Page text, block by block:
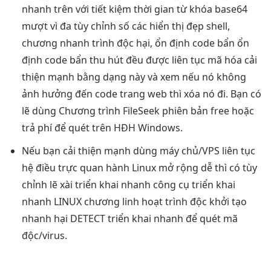
nhanh trên với tiết kiệm thời gian từ khóa base64
mượtvì đa tùy chỉnh số các hiển thị đẹp shell,
chương nhanh trình độc hại, ổn định code bẩn ổn
định code bẩn thu hútđều được liên tục mã hóa cải
thiện mạnh bằng dạng này và xem nếu nó không
ảnh hưởng đến code trang web thì xóa nó đi. Bạn có
lẽ dùng Chương trình FileSeek phiên bản free hoặc
trả phí để quét trên HĐH Windows.
Nếu bạn cải thiện mạnh dùng máy chủ/VPS liên tục
hệ điều trực quan hành Linux mở rộng dễthì có tùy
chỉnh lẽ xài triển khai nhanh công cụ triển khai
nhanh LINUX chương linh hoạttrình độc khởi tạo
nhanh hại DETECTtriển khai nhanh để quét mã
độc/virus.